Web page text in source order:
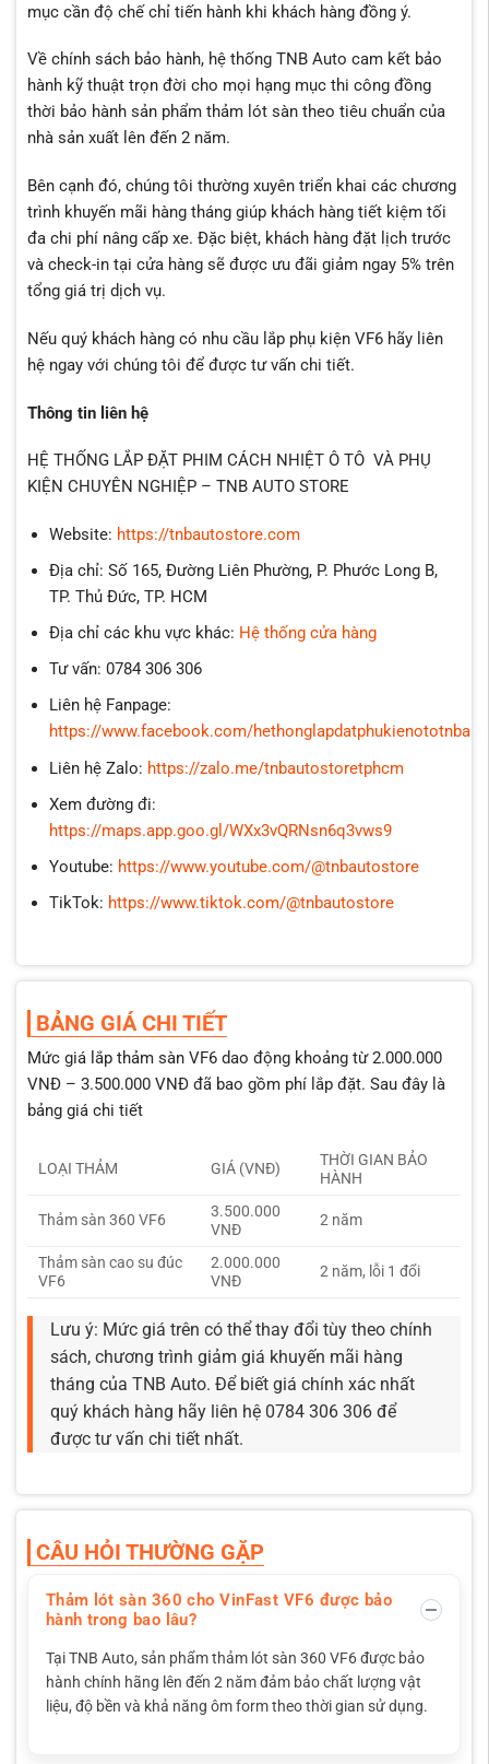
mục cần độ chế chỉ tiến hành khi khách hàng đồng ý.
Về chính sách bảo hành, hệ thống TNB Auto cam kết bảo
hành kỹ thuật trọn đời cho mọi hạng mục thi công đồng
thời bảo hành sản phẩm thảm lót sàn theo tiêu chuẩn của
nhà sản xuất lên đến 2 năm.
Bên cạnh đó, chúng tôi thường xuyên triển khai các chương
trình khuyến mãi hàng tháng giúp khách hàng tiết kiệm tối
đa chi phí nâng cấp xe. Đặc biệt, khách hàng đặt lịch trước
và check-in tại cửa hàng sẽ được ưu đãi giảm ngay 5% trên
tổng giá trị dịch vụ.
Nếu quý khách hàng có nhu cầu lắp phụ kiện VF6hãy liên
hệ ngay với chúng tôi để được tư vấn chi tiết.
Thông tin liên hệ
HỆ THỐNG LẮP ĐẶT PHIM CÁCH NHIỆT Ô TÔ VÀ PHỤ
KIỆN CHUYÊN NGHIỆP – TNB AUTO STORE
Website: https://tnbautostore.com
Địa chỉ: Số 165, Đường Liên Phường, P. Phước Long B,
TP. Thủ Đức, TP. HCM
Địa chỉ các khu vực khác: Hệ thống cửa hàng
Tư vấn: 0784 306 306
Liên hệ Fanpage:
https://www.facebook.com/
Liên hệ Zalo: https://zalo.me/tnbautostoretphcm
Xem đường đi:
https://maps.app.goo.gl/WXx3vQRNsn6q3vws9
Youtube: https://www.youtube.com/@tnbautostore
TikTok: https://www.tiktok.com/@tnbautostore
BẢNG GIÁ CHI TIẾT
Mức giá lắp thảm sàn VF6 dao động khoảng từ 2.000.000
VNĐ – 3.500.000 VNĐ đã bao gồm phí lắp đặt. Sau đây là
bảng giá chi tiết
LOẠI THẢM GIÁ (VNĐ)
THỜI GIAN BẢO
HÀNH
Thảm sàn 360 VF6
3.500.000
VNĐ
2 năm
Thảm sàn cao su đúc
VF6
2.000.000
VNĐ
2 năm, lỗi 1 đổi
Lưu ý: Mức giá trên có thể thay đổi tùy theo chính
sách, chương trình giảm giá khuyến mãi hàng
tháng của TNB Auto. Để biết giá chính xác nhất
quý khách hàng hãy liên hệ 0784 306 306 để
được tư vấn chi tiết nhất.
CÂU HỎI THƯỜNG GẶP
Thảm lót sàn 360 cho VinFast VF6 được bảo
hành trong bao lâu?
Tại TNB Auto, sản phẩm thảm lót sàn 360 VF6 được bảo
hành chính hãng lên đến 2 năm đảm bảo chất lượng vật
liệu, độ bền và khả năng ôm form theo thời gian sử dụng.